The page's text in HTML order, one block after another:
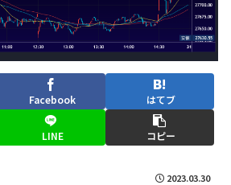
Facebook はてブ
LINE コピー
2023.03.30